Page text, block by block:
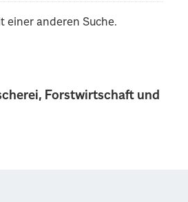
Forstwirtschaft und
einer anderen Suche.